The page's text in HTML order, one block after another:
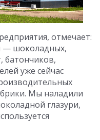
отмечает:
— шоколадных,
батончиков,
уже сейчас
Мы наладили
глазури,